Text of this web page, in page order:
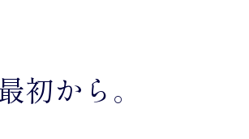
初から。